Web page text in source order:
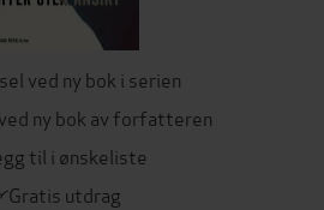
ved ny bok i serien
ny bok av forfatteren
til i ønskeliste
Gratis utdrag